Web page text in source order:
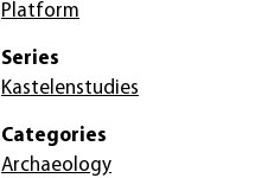
Platform
Series
Kastelenstudies
Categories
Archaeology